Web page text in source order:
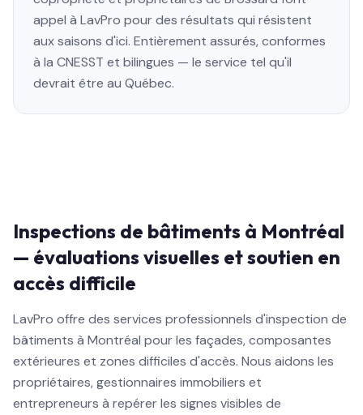
appel à LavPro pour des résultats qui résistent
aux saisons d'ici. Entièrement assurés, conformes
à la CNESST et bilingues — le service tel qu'il
devrait être au Québec.
Inspections de bâtiments à Montréal
— évaluations visuelles et soutien en
accès difficile
LavPro offre des services professionnels d'inspection de
bâtiments à Montréal pour les façades, composantes
extérieures et zones difficiles d'accès. Nous aidons les
propriétaires, gestionnaires immobiliers et
entrepreneurs à repérer les signes visibles de